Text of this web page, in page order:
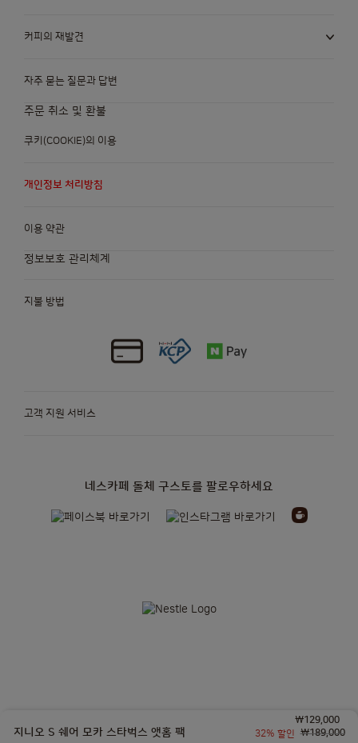
커피의 재발견
네스카페 돌체 구스토를 팔로우하세요
지불 방법
고객 지원 서비스
자주 묻는 질문과 답변
주문 취소 및 환불
쿠키(COOKIE)의 이용
개인정보 처리방침
이용 약관
정보보호 관리체계
네슬레코리아 유한책임회사| 대표자: 토마스제프리카소(THOMAS JEFFREY CASO)|
지니오 S 쉐어 모카 스타벅스 앳홈 팩 ₩189,000
₩129,000
32% 할인